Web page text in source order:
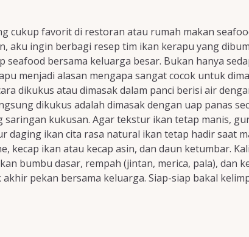
cukup favorit di restoran atau rumah makan
ingin berbagi resep tim ikan kerapu yang
bersama keluarga besar. Bukan hanya
menjadi alasan mengapa sangat cocok untuk
dikukus atau dimasak dalam panci berisi air
dikukus adalah dimasak dengan uap panas
kukusan. Agar tekstur ikan tetap manis,
daging ikan cita rasa natural ikan tetap hadir saat
kecap ikan atau kecap asin, dan daun ketumbar.
bumbu dasar, rempah (jintan, merica, pala), dan
pekan bersama keluarga. Siap-siap bakal